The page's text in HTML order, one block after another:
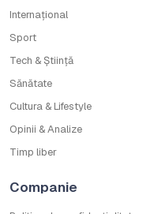
Internațional
Sport
Tech & Știință
Sănătate
Cultura & Lifestyle
Opinii & Analize
Timp liber
Companie